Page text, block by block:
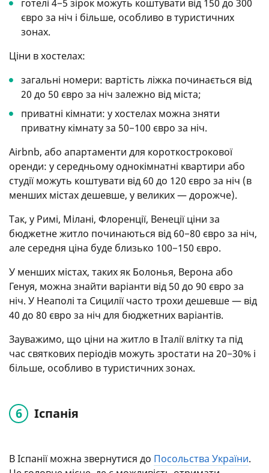
готелі 4−5 зірок можуть коштувати від 150 до 300
євро за ніч і більше, особливо в туристичних
зонах.
Ціни в хостелах:
загальні номери: вартість ліжка починається від
20 до 50 євро за ніч залежно від міста;
приватні кімнати: у хостелах можна зняти
приватну кімнату за 50−100 євро за ніч.
Airbnb, або апартаменти для короткострокової
оренди: у середньому однокімнатні квартири або
студії можуть коштувати від 60 до 120 євро за ніч (в
менших містах дешевше, у великих — дорожче).
Так, у Римі, Мілані, Флоренції, Венеції ціни за
бюджетне житло починаються від 60−80 євро за ніч,
але середня ціна буде близько 100−150 євро.
У менших містах, таких як Болонья, Верона або
Генуя, можна знайти варіанти від 50 до 90 євро за
ніч. У Неаполі та Сицилії часто трохи дешевше — від
40 до 80 євро за ніч для бюджетних варіантів.
Зауважимо, що ціни на житло в Італії влітку та під
час святкових періодів можуть зростати на 20−30% і
більше, особливо в туристичних зонах.
Іспанія
В Іспанії можна звернутися до Посольства України.